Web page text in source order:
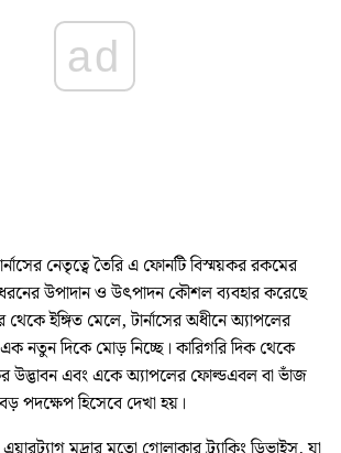
ad
নেতৃত্বে তৈরি এ ফোনটি বিস্ময়কর রকমের
উপাদান ও উৎপাদন কৌশল ব্যবহার করেছে
ইঙ্গিত মেলে, টার্নাসের অধীনে অ্যাপলের
এক নতুন দিকে মোড় নিচ্ছে। কারিগরি দিক থেকে
উদ্ভাবন এবং একে অ্যাপলের ফোল্ডএবল বা ভাঁজ
পদক্ষেপ হিসেবে দেখা হয়।